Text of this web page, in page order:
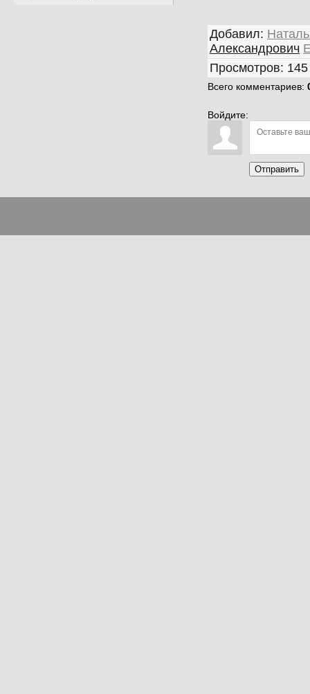
Добавил:
Александрович
Просмотров: 145
Всего комментариев:
Войдите:
Отправить